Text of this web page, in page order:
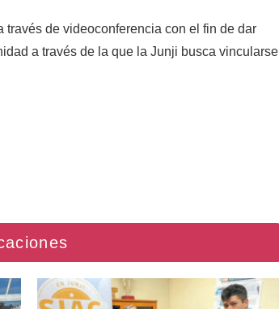
través de videoconferencia con el fin de dar
a través de la que la Junji busca vincularse